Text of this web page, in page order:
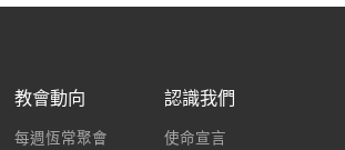
教會動向
每週恆常聚會
認識我們
使命宣言